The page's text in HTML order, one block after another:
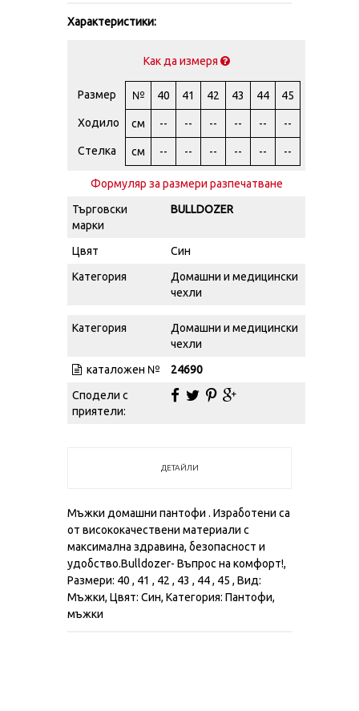
Характеристики:
Как да измеря
Размер № 40 41 42 43 44 45
Ходило см -- -- -- -- -- --
Стелка см -- -- -- -- -- --
Формуляр за размери разпечатване
Търговски
марки
BULLDOZER
Цвят
Син
Категория
Домашни и медицински
чехли
Категория
Домашни и медицински
чехли
каталожен №
24690
Сподели с
приятели:
ДЕТАЙЛИ
Мъжки домашни пантофи . Изработени са
от висококачествени материали с
максимална здравина, безопасност и
удобство.Bulldozer- Въпрос на комфорт!,
Размери: 40 , 41 , 42 , 43 , 44 , 45 , Вид:
Мъжки, Цвят: Син, Категория: Пантофи,
мъжки